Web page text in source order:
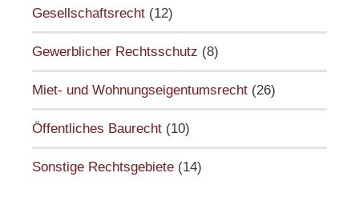
Gesellschaftsrecht (12)
Gewerblicher Rechtsschutz (8)
Miet- und Wohnungseigentumsrecht (26)
Öffentliches Baurecht (10)
Sonstige Rechtsgebiete (14)